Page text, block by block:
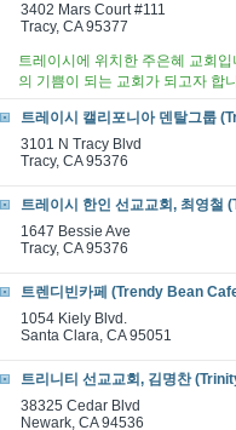
3402 Mars Court #111
Tracy, CA 95377
트레이시에 위치한 주은혜 교회
의 기쁨이 되는 교회가 되고자 합
트레이시 캘리포니아 덴탈그룹
3101 N Tracy Blvd
Tracy, CA 95376
트레이시 한인 선교교회, 최영
1647 Bessie Ave
Tracy, CA 95376
트렌디빈카페 (Trendy Bean
1054 Kiely Blvd.
Santa Clara, CA 95051
트리니티 선교교회, 김명찬
38325 Cedar Blvd
Newark, CA 94536